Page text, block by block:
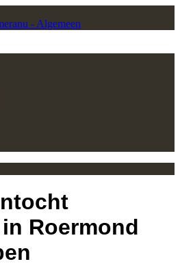
Roermond